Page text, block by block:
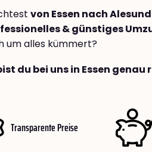
von Essen nach Alesund
& günstiges
um alles kümmert?
du bei uns in Essen
Transparente Preise